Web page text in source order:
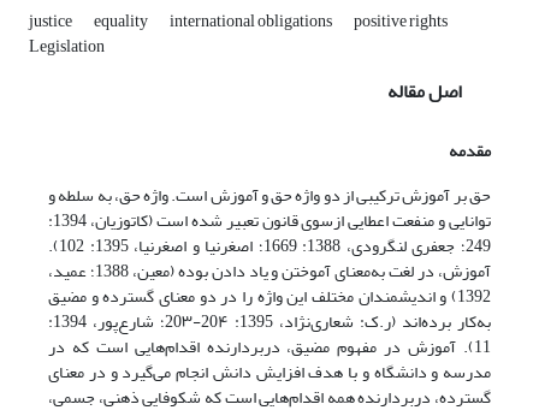
justice equality international obligations positive rights
Legislation
اصل مقاله
مقدمه
حق بر آموزش ترکیبی از دو واژه‌ حق و آموزش است. واژه‌ حق، به سلطه و
توانایی و منفعت اعطایی ازسوی قانون تعبیر شده است (کاتوزیان، 1394:
249؛ جعفری لنگرودی، 1388: 1669؛ اصغرنیا و اصغرنیا، 1395: 102).
آموزش، در لغت به‌معنای آموختن و یاد دادن بوده (معین، 1388؛ عمید،
1392) و اندیشمندان مختلف این واژه را در دو معنای گسترده و مضیق
به‌کار برده‌اند (ر.ک: شعاری‌نژاد، 1395: 20۴-20۳؛ شارع‌پور، 1394:
11). آموزش در مفهوم مضیق، در‌بردارنده اقدام‌هایی است که در
مدرسه و دانشگاه و با هدف افزایش دانش انجام می‌گیرد و در معنای
گسترده، دربردارنده‌ همه‌ اقدام‌هایی است که شکوفایی ذهنی، جسمی،